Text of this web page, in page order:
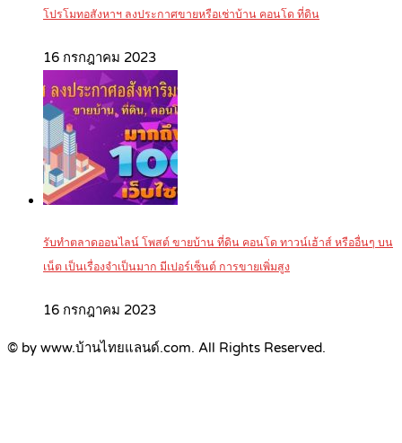
โปรโมทอสังหาฯ ลงประกาศขายหรือเช่าบ้าน คอนโด ที่ดิน
16 กรกฎาคม 2023
รับทำตลาดออนไลน์ โพสต์ ขายบ้าน ที่ดิน คอนโด ทาวน์เฮ้าส์ หรืออื่นๆ บน
เน็ต เป็นเรื่องจำเป็นมาก มีเปอร์เซ็นต์ การขายเพิ่มสูง
16 กรกฎาคม 2023
© by www.บ้านไทยแลนด์.com. All Rights Reserved.